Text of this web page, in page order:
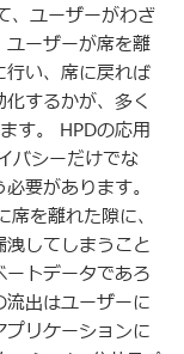
、ユーザーがわざ
ーザーが席を離
い、席に戻れば
するかが、多く
す。 HPDの応用
バシーだけでな
要があります。
を離れた隙に、
してしまうこと
トデータであろ
出はユーザーに
リケーションに